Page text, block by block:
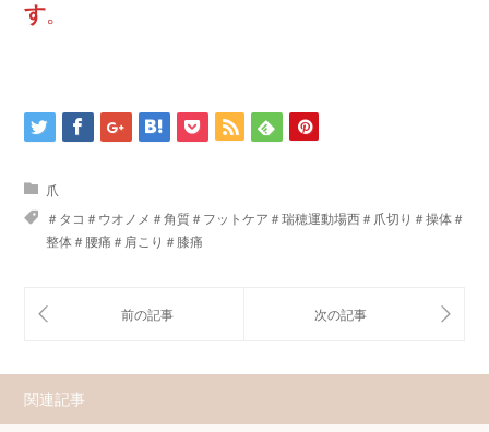
す。
爪
＃タコ＃ウオノメ＃角質＃フットケア＃瑞穂運動場西＃爪切り＃操体＃
整体＃腰痛＃肩こり＃膝痛
関連記事